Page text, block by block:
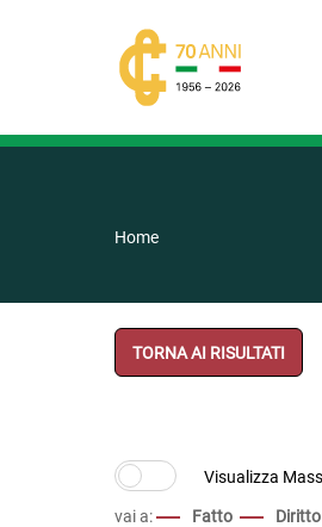
Home
TORNA AI RISULTATI
vai a: Fatto Diritto